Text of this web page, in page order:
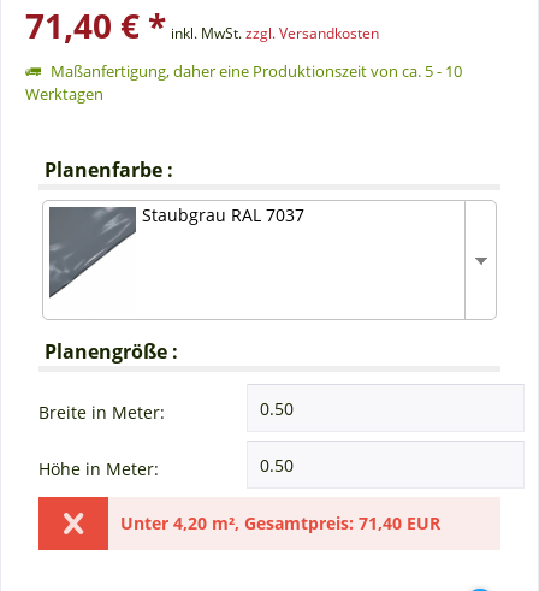
71,40 € * inkl. MwSt.zzgl. Versandkosten
Maßanfertigung, daher eine Produktionszeit von ca. 5 - 10
Werktagen
Planenfarbe :
Staubgrau RAL 7037
Planengröße :
Breite in Meter:
Höhe in Meter:
Unter 4,20 m², Gesamtpreis: 71,40 EUR